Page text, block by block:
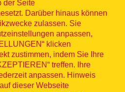
der Seite
Darüber hinaus können
zulassen. Sie
anpassen,
klicken
zustimmen, indem Sie Ihre
treffen. Ihre
anpassen. Hinweis
dieser Webseite